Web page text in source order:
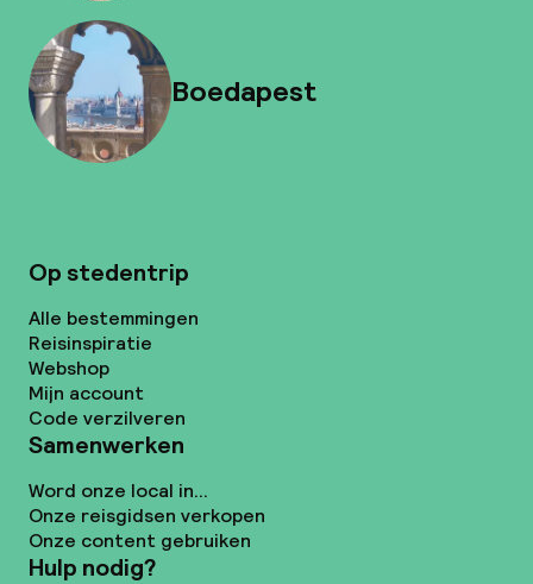
Boedapest
Op stedentrip
Alle bestemmingen
Reisinspiratie
Webshop
Mijn account
Code verzilveren
Samenwerken
Word onze local in...
Onze reisgidsen verkopen
Onze content gebruiken
Hulp nodig?